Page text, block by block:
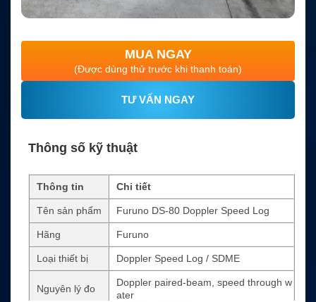
MUA NGAY
(Được dùng thử trước khi thanh toán)
TƯ VẤN NGAY
Thông số kỹ thuật
Thông tin Chi tiết
Tên sản phẩm Furuno DS-80 Doppler Speed Log
Hãng Furuno
Loại thiết bị Doppler Speed Log / SDME
Nguyên lý đo
Doppler paired-beam, speed through w
ater